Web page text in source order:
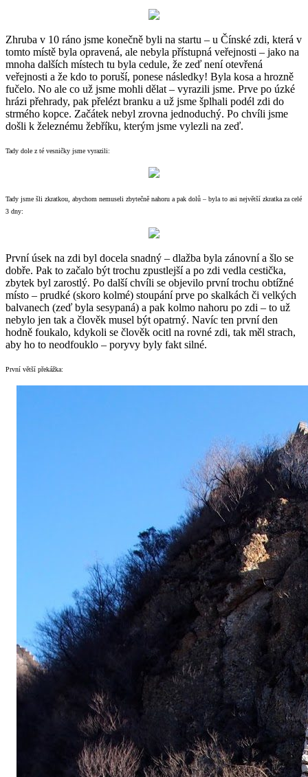
Zhruba v 10 ráno jsme konečně byli na startu – u Čínské zdi, která v
tomto místě byla opravená, ale nebyla přístupná veřejnosti – jako na
mnoha dalších místech tu byla cedule, že zeď není otevřená
veřejnosti a že kdo to poruší, ponese následky! Byla kosa a hrozně
fučelo. No ale co už jsme mohli dělat – vyrazili jsme. Prve po úzké
hrázi přehrady, pak přelézt branku a už jsme šplhali podél zdi do
strmého kopce. Začátek nebyl zrovna jednoduchý. Po chvíli jsme
došli k železnému žebříku, kterým jsme vylezli na zeď.
Tady dole z té vesničky jsme vyrazili:
Tady jsme šli zkratkou, abychom nemuseli zbytečně nahoru a pak dolů – byla to asi největší zkratka za celé
3 dny:
První úsek na zdi byl docela snadný – dlažba byla zánovní a šlo se
dobře. Pak to začalo být trochu zpustlejší a po zdi vedla cestička,
zbytek byl zarostlý. Po další chvíli se objevilo první trochu obtížné
místo – prudké (skoro kolmé) stoupání prve po skalkách či velkých
balvanech (zeď byla sesypaná) a pak kolmo nahoru po zdi – to už
nebylo jen tak a člověk musel být opatrný. Navíc ten první den
hodně foukalo, kdykoli se člověk ocitl na rovné zdi, tak měl strach,
aby ho to neodfouklo – poryvy byly fakt silné.
První větší překážka: